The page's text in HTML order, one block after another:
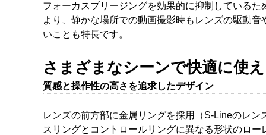
フォーカスブリージングを効果的に抑制している
より、静かな場所での動画撮影時もレンズの駆動
いことも特長です。
さまざまなシーンで快適に使
質感と操作性の高さを追求したデザイン
レンズの前方部に金属リングを採用（S-Lineのレ
スリングとコントロールリングに異なる形状のロ